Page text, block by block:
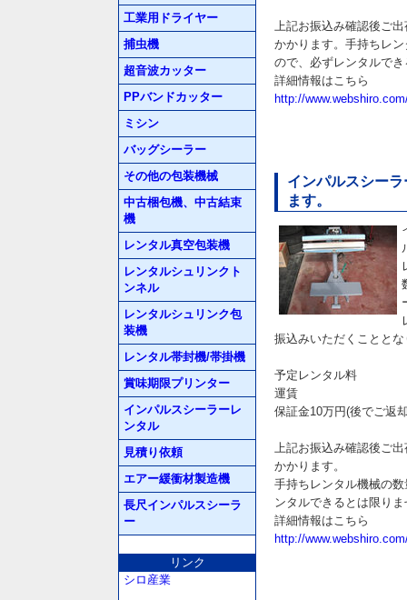
工業用ドライヤー
捕虫機
超音波カッター
PPバンドカッター
ミシン
バッグシーラー
その他の包装機械
中古梱包機、中古結束
機
レンタル真空包装機
レンタルシュリンクト
ンネル
レンタルシュリンク包
装機
レンタル帯封機/帯掛機
賞味期限プリンター
インパルスシーラーレ
ンタル
見積り依頼
エアー緩衝材製造機
長尺インパルスシーラ
ー
リンク
シロ産業
上記お振込み確認後ご
かかります。手持ちレ
ので、必ずレンタルで
詳細情報はこちら
http://
インパルスシー
ます。
振込みいただくことと
予定レンタル料
運賃
保証金10万円(後でご返
上記お振込み確認後ご
かかります。
手持ちレンタル機械の
ンタルできるとは限り
詳細情報はこちら
http://